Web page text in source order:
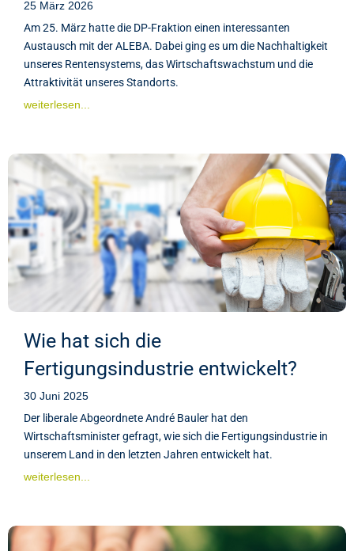
25 März 2026
Am 25. März hatte die DP-Fraktion einen interessanten
Austausch mit der ALEBA. Dabei ging es um die Nachhaltigkeit
unseres Rentensystems, das Wirtschaftswachstum und die
Attraktivität unseres Standorts.
weiterlesen...
Wie hat sich die
Fertigungsindustrie entwickelt?
30 Juni 2025
Der liberale Abgeordnete André Bauler hat den
Wirtschaftsminister gefragt, wie sich die Fertigungsindustrie in
unserem Land in den letzten Jahren entwickelt hat.
weiterlesen...